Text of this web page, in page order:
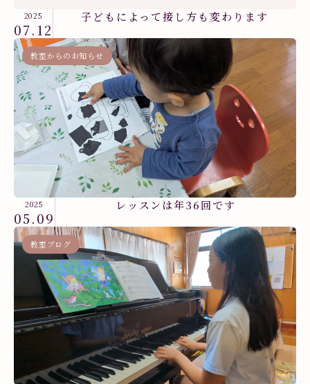
2025
07.12
子どもによって接し方も変わります
教室からのお知らせ
2025
05.09
レッスンは年36回です
教室ブログ